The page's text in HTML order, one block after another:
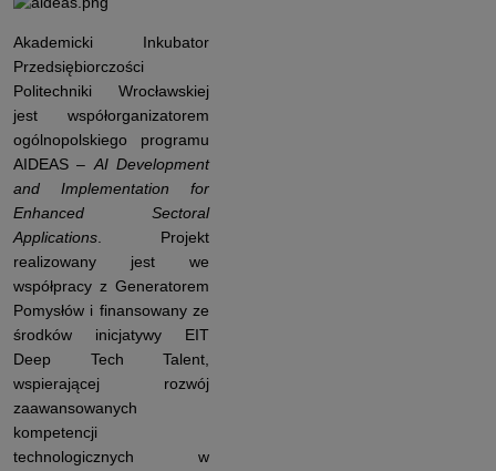
Akademicki Inkubator
Przedsiębiorczości
Politechniki Wrocławskiej
jest współorganizatorem
ogólnopolskiego programu
AIDEAS – AI Development
and Implementation for
Enhanced Sectoral
Applications . Projekt
realizowany jest we
współpracy z Generatorem
Pomysłów i finansowany ze
środków inicjatywy EIT
Deep Tech Talent,
wspierającej rozwój
zaawansowanych
kompetencji
technologicznych w